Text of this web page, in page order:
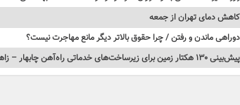
کاهش دمای تهران از جمعه
دوراهی ماندن و رفتن / چرا حقوق بالاتر دیگر مانع مهاجرت نیست؟
پیش‌بینی ۱۳۰ هکتار زمین برای زیرساخت‌های خدماتی راه‌آهن چابهار – زاهدان